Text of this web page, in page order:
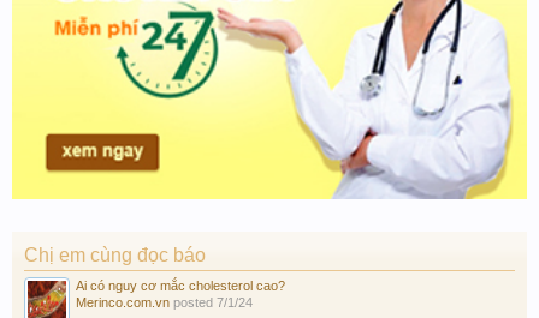
Chị em cùng đọc báo
Ai có nguy cơ mắc cholesterol cao?
Merinco.com.vn posted 7/1/24